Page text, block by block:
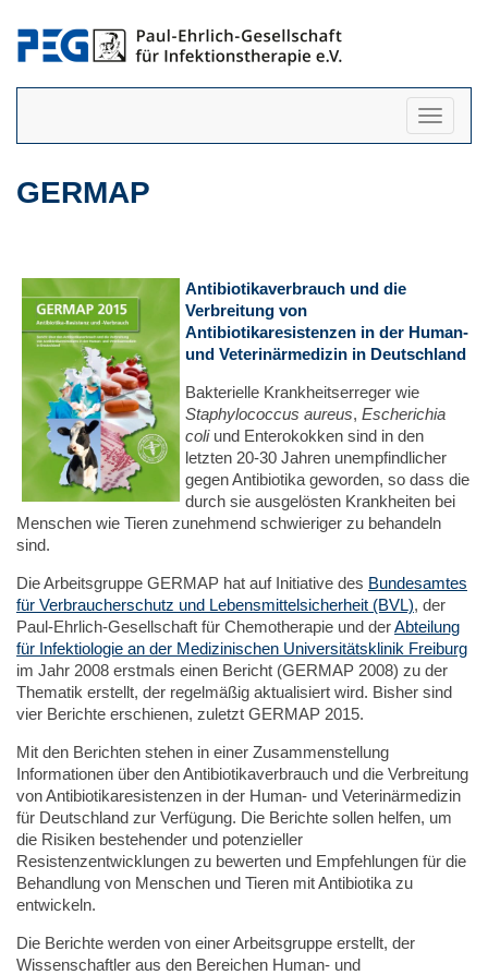
anzeigen
GERMAP
Antibiotikaverbrauch und die
Verbreitung von
Antibiotikaresistenzen in der Human-
und Veterinärmedizin in Deutschland
Bakterielle Krankheitserreger wie
Staphylococcus aureus, Escherichia
coliund Enterokokken sind in den
letzten 20-30 Jahren unempfindlicher
gegen Antibiotika geworden, so dass die
durch sie ausgelösten Krankheiten bei
Menschen wie Tieren zunehmend schwieriger zu behandeln
sind.
Die Arbeitsgruppe GERMAP hat auf Initiative des Bundesamtes
für Verbraucherschutz und Lebensmittelsicherheit (BVL), der
Paul-Ehrlich-Gesellschaft für Chemotherapie und derAbteilung
für Infektiologie an der Medizinischen Universitätsklinik Freiburg
im Jahr 2008 erstmals einen Bericht (GERMAP 2008) zu der
Thematik erstellt, der regelmäßig aktualisiert wird. Bisher sind
vier Berichte erschienen, zuletzt GERMAP 2015.
Mit den Berichten stehen in einer Zusammenstellung
Informationen über den Antibiotikaverbrauch und die Verbreitung
von Antibiotikaresistenzen in der Human- und Veterinärmedizin
für Deutschland zur Verfügung. Die Berichte sollen helfen, um
die Risiken bestehender und potenzieller
Resistenzentwicklungen zu bewerten und Empfehlungen für die
Behandlung von Menschen und Tieren mit Antibiotika zu
entwickeln.
Die Berichte werden von einer Arbeitsgruppe erstellt, der
Wissenschaftler aus den Bereichen Human- und